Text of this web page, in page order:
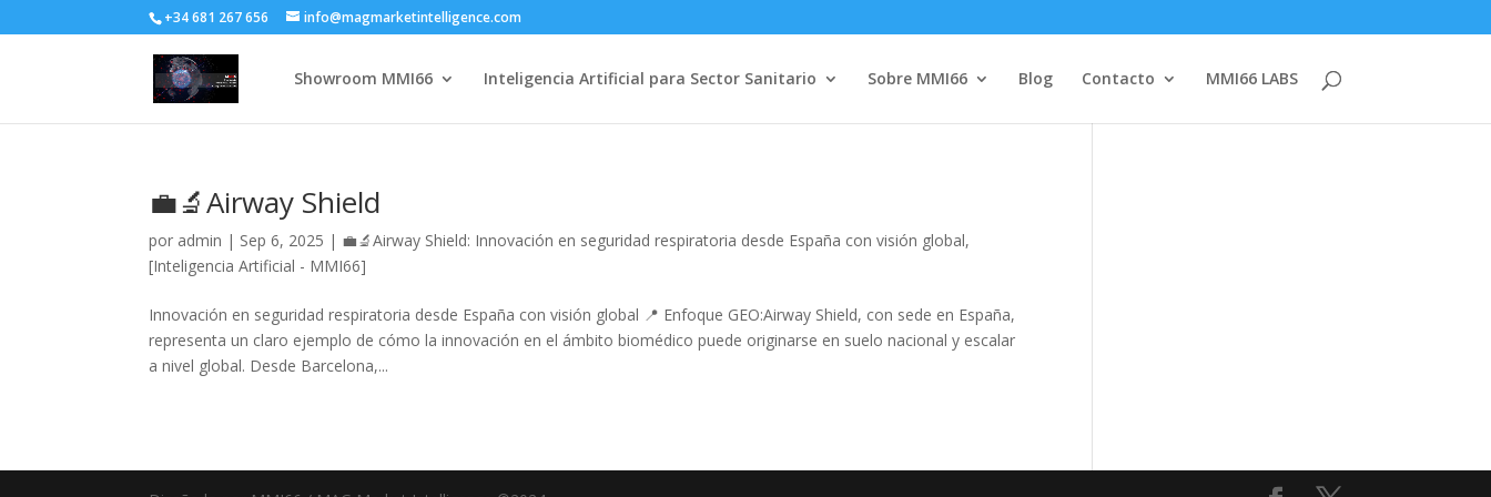
+34 681 267 656 info@magmarketintelligence.com
Showroom MMI66 Inteligencia Artificial para Sector Sanitario Sobre MMI66 Blog Contacto MMI66 LABS
💼🔬Airway Shield
por admin | Sep 6, 2025 | 💼🔬Airway Shield: Innovación en seguridad respiratoria desde España con visión global,
[Inteligencia Artificial - MMI66]
Innovación en seguridad respiratoria desde España con visión global 📍 Enfoque GEO:Airway Shield, con sede en España,
representa un claro ejemplo de cómo la innovación en el ámbito biomédico puede originarse en suelo nacional y escalar
a nivel global. Desde Barcelona,...